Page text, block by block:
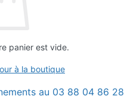
panier est vide.
à la boutique
au 03 88 04 86 28